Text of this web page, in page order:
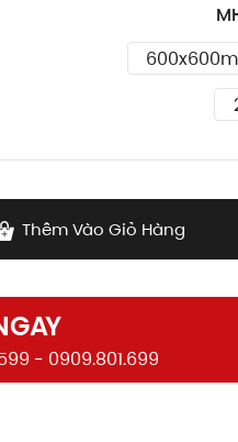
Thêm Vào Giỏ Hàng
- 0909.801.699